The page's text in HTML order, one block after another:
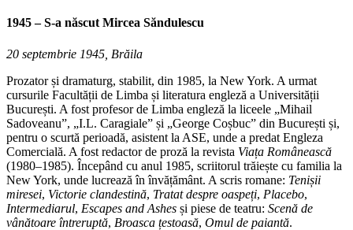
1945 – S-a născut Mircea Săndulescu
20 septembrie 1945, Brăila
Prozator și dramaturg, stabilit, din 1985, la New York. A urmat
cursurile Facultății de Limba și literatura engleză a Universității
București. A fost profesor de Limba engleză la liceele „Mihail
Sadoveanu”, „I.L. Caragiale” și „George Coșbuc” din București și,
pentru o scurtă perioadă, asistent la ASE, unde a predat Engleza
Comercială. A fost redactor de proză la revista Viața Românească
(1980–1985). Începând cu anul 1985, scriitorul trăiește cu familia la
New York, unde lucrează în învățământ. A scris romane: Tenișii
miresei, Victorie clandestină, Tratat despre oaspeți, Placebo,
Intermediarul, Escapes and Ashes și piese de teatru: Scenă de
vânătoare întreruptă, Broasca țestoasă, Omul de paiantă.